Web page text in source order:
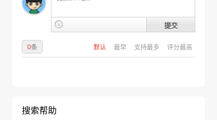
提交
默认 最早 支持最多 评分最高
0条
搜索帮助